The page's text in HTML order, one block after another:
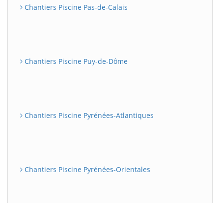
Chantiers Piscine Pas-de-Calais
Chantiers Piscine Puy-de-Dôme
Chantiers Piscine Pyrénées-Atlantiques
Chantiers Piscine Pyrénées-Orientales